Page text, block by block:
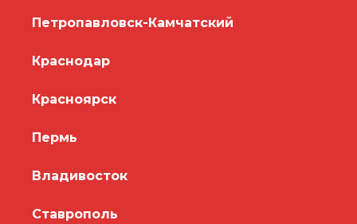
Петропавловск-Камчатский
Краснодар
Красноярск
Пермь
Владивосток
Ставрополь